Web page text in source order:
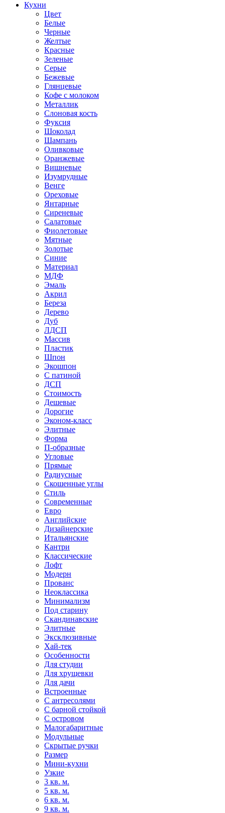
Кухни
Цвет
Белые
Черные
Желтые
Красные
Зеленые
Серые
Бежевые
Глянцевые
Кофе с молоком
Металлик
Слоновая кость
Фуксия
Шоколад
Шампань
Оливковые
Оранжевые
Вишневые
Изумрудные
Венге
Ореховые
Янтарные
Сиреневые
Салатовые
Фиолетовые
Мятные
Золотые
Синие
Материал
МДФ
Эмаль
Акрил
Береза
Дерево
Дуб
ЛДСП
Массив
Пластик
Шпон
Экошпон
С патиной
ДСП
Стоимость
Дешевые
Дорогие
Эконом-класс
Элитные
Форма
П-образные
Угловые
Прямые
Радиусные
Скошенные углы
Стиль
Современные
Евро
Английские
Дизайнерские
Итальянские
Кантри
Классические
Лофт
Модерн
Прованс
Неоклассика
Минимализм
Под старину
Скандинавские
Элитные
Эксклюзивные
Хай-тек
Особенности
Для студии
Для хрущевки
Для дачи
Встроенные
С антресолями
С барной стойкой
С островом
Малогабаритные
Модульные
Скрытые ручки
Размер
Мини-кухни
Узкие
3 кв. м.
5 кв. м.
6 кв. м.
9 кв. м.